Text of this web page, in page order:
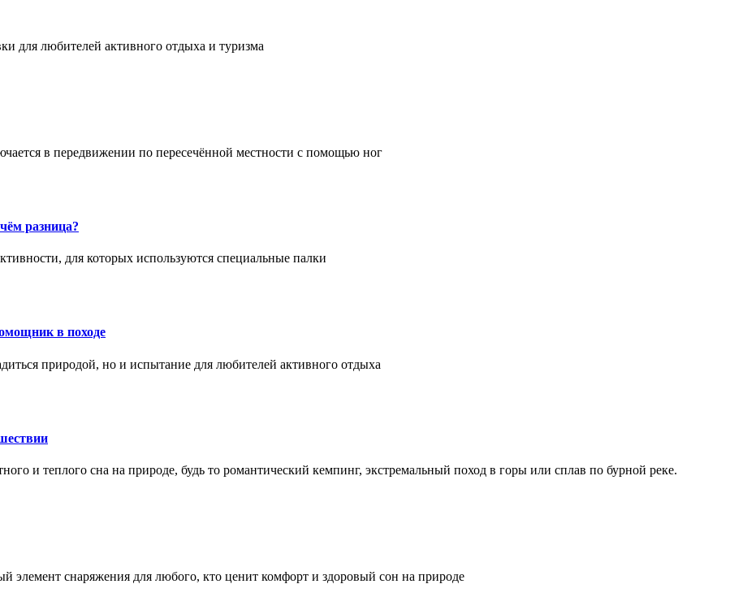
для любителей активного отдыха и туризма
в передвижении по пересечённой местности с помощью ног
разница?
для которых используются специальные палки
в походе
природой, но и испытание для любителей активного отдыха
и теплого сна на природе, будь то романтический кемпинг, экстремальный поход в горы или сплав по бурной реке.
элемент снаряжения для любого, кто ценит комфорт и здоровый сон на природе